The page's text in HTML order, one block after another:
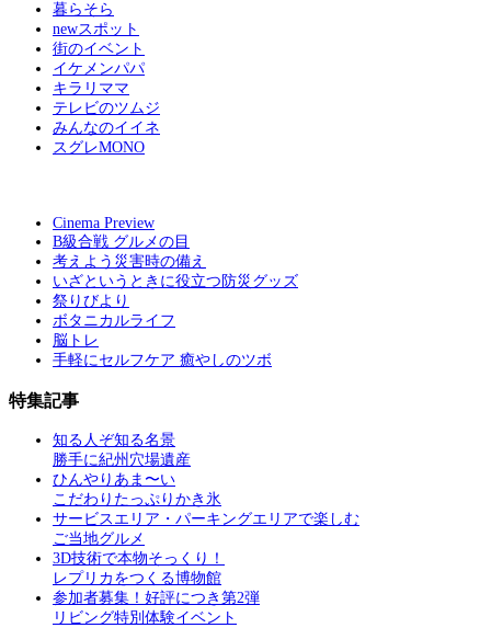
暮らそら
newスポット
街のイベント
イケメンパパ
キラリママ
テレビのツムジ
みんなのイイネ
スグレMONO
Cinema Preview
B級合戦 グルメの目
考えよう災害時の備え
いざというときに役立つ防災グッズ
祭りびより
ボタニカルライフ
脳トレ
手軽にセルフケア 癒やしのツボ
特集記事
知る人ぞ知る名景
勝手に紀州穴場遺産
ひんやりあま〜い
こだわりたっぷりかき氷
サービスエリア・パーキングエリアで楽しむ
ご当地グルメ
3D技術で本物そっくり！
レプリカをつくる博物館
参加者募集！好評につき第2弾
リビング特別体験イベント